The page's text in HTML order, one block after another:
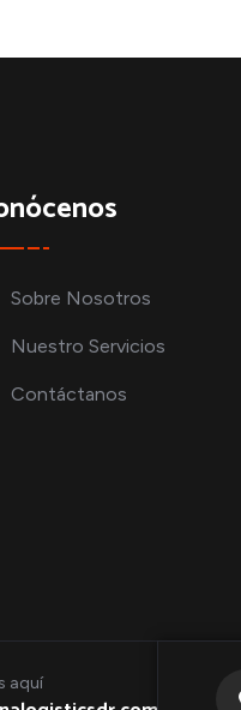
Sobre Nosotros
Nuestro Servicios
Contáctanos
aquí